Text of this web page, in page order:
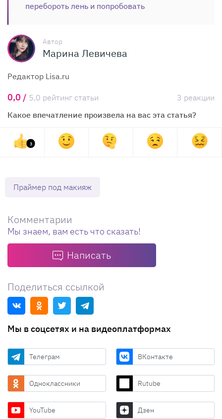
перебороть лень и попробовать
Автор
Марина Левичева
Редактор Lisa.ru
0,0 / 5,0 рейтинг статьи
3 реакции
Какое впечатление произвела на вас эта статья?
3
Праймер под макияж
Комментарии
Мы знаем, вам есть что сказать!
Написать
Поделиться ссылкой
Мы в соцсетях и на видеоплатформах
Телеграм ВКонтакте
Одноклассники Rutube
YouTube Дзен